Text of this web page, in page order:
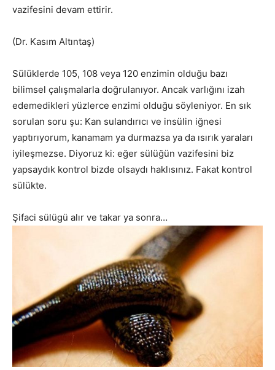
vazifesini devam ettirir.
(Dr. Kasım Altıntaş)
Sülüklerde 105, 108 veya 120 enzimin olduğu bazı
bilimsel çalışmalarla doğrulanıyor. Ancak varlığını izah
edemedikleri yüzlerce enzimi olduğu söyleniyor. En sık
sorulan soru şu: Kan sulandırıcı ve insülin iğnesi
yaptırıyorum, kanamam ya durmazsa ya da ısırık yaraları
iyileşmezse. Diyoruz ki: eğer sülüğün vazifesini biz
yapsaydık kontrol bizde olsaydı haklısınız. Fakat kontrol
sülükte.
Şifaci sülügü alır ve takar ya sonra…